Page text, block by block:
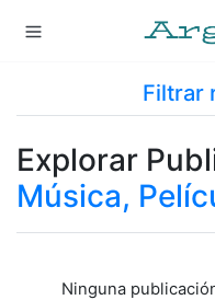
Filtrar
Explorar
Música,
Ninguna